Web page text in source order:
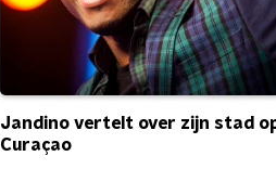
Jandino vertelt over zijn stad
Curaçao